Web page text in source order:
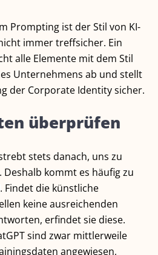
Prompting ist der Stil von KI-
immer treffsicher. Ein
alle Elemente mit dem Stil
Unternehmens ab und stellt
der Corporate Identity sicher.
überprüfen
stets danach, uns zu
Deshalb kommt es häufig zu
Findet die künstliche
keine ausreichenden
erfindet sie diese.
sind zwar mittlerweile
angewiesen,